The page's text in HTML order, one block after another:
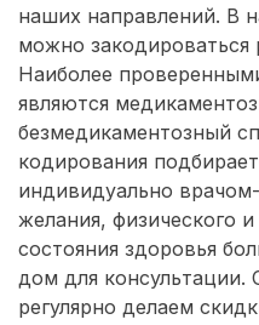
наших направлений. В
можно
Наиболее
являются
безмедикаментозный
кодирования
индивидуально
желания, физического и
состояния здоровья
дом для
регулярно делаем